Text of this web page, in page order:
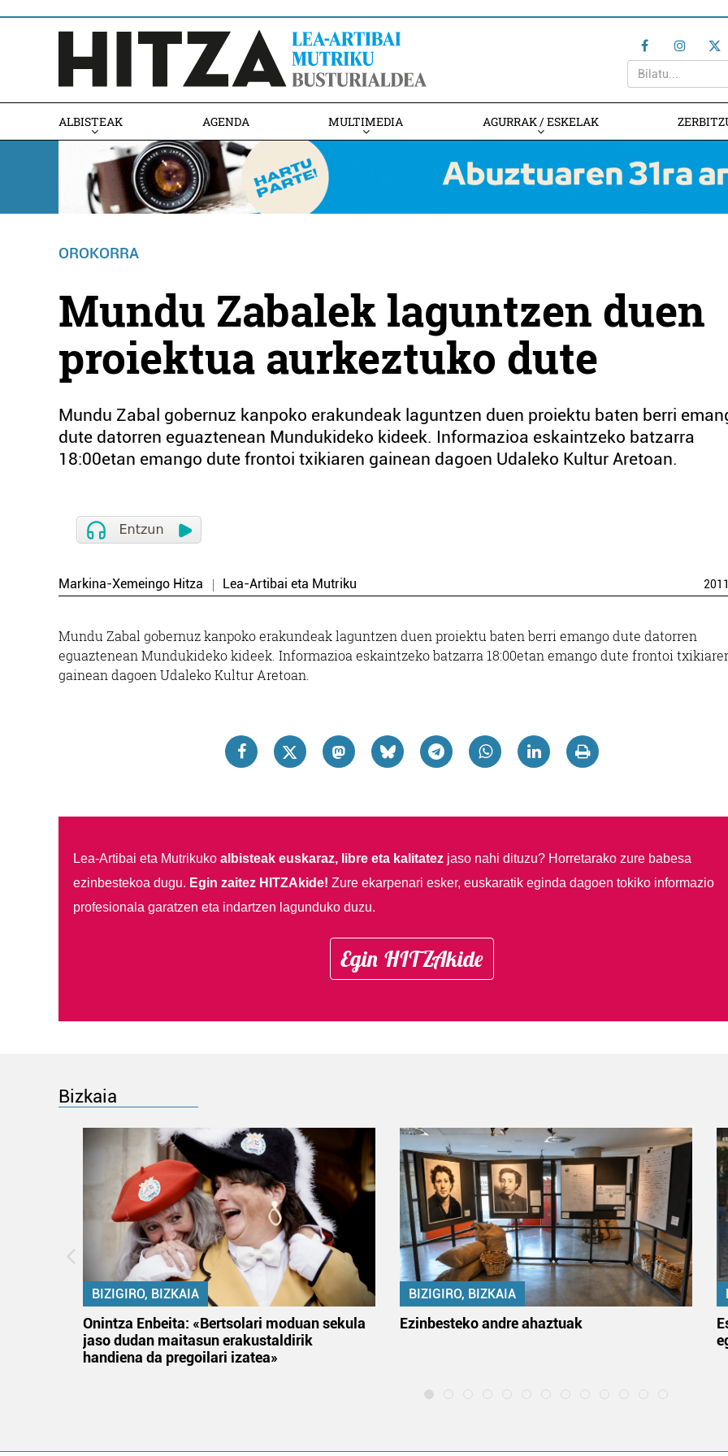
ALBISTEAK AGENDA MULTIMEDIA AGURRAK / ESKELAK
OROKORRA
Mundu Zabalek laguntzen duen
proiektua aurkeztuko dute
Mundu Zabal gobernuz kanpoko erakundeak laguntzen duen proiektu baten berri
dute datorren eguaztenean Mundukideko kideek. Informazioa eskaintzeko batzarra
18:00etan emango dute frontoi txikiaren gainean dagoen Udaleko Kultur Aretoan.
Markina-Xemeingo Hitza Lea-Artibai eta Mutriku 2011
Mundu Zabal gobernuz kanpoko erakundeak laguntzen duen proiektu baten berri emango dute datorren
eguaztenean Mundukideko kideek. Informazioa eskaintzeko batzarra 18:00etan emango dute frontoi
gainean dagoen Udaleko Kultur Aretoan.
Lea-Artibai eta Mutrikuko albisteak euskaraz, libre eta kalitatezjaso nahi dituzu? Horretarako zure babesa
ezinbestekoa dugu. Egin zaitez HITZAkide! Zure ekarpenari esker, euskaratik eginda dagoen tokiko informazio
profesionala garatzen eta indartzen lagunduko duzu.
Egin HITZAkide
Bizkaia
BIZIGIRO, BIZKAIA
Onintza Enbeita: «Bertsolari moduan sekula
jaso dudan maitasun erakustaldirik
handiena da pregoilari izatea»
BIZIGIRO, BIZKAIA
Ezinbesteko andre ahaztuak